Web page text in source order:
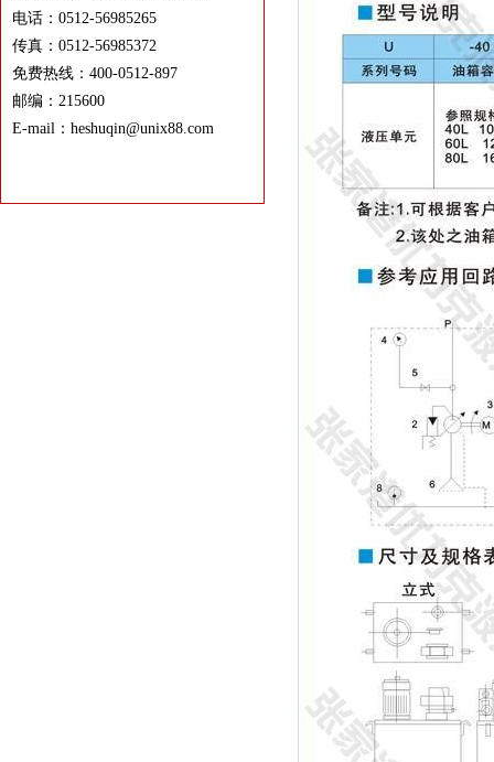
电话：0512-56985265
传真：0512-56985372
免费热线：400-0512-897
邮编：215600
E-mail：heshuqin@unix88.com